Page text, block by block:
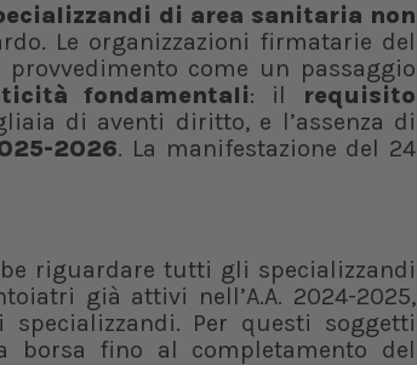
di area sanitaria non
Le organizzazioni firmatarie del
provvedimento come un passaggio
fondamentali: il requisito
di aventi diritto, e l’assenza di
2026. La manifestazione del 24
riguardare tutti gli specializzandi
già attivi nell’A.A. 2024-2025,
Per questi soggetti
borsa fino al completamento del